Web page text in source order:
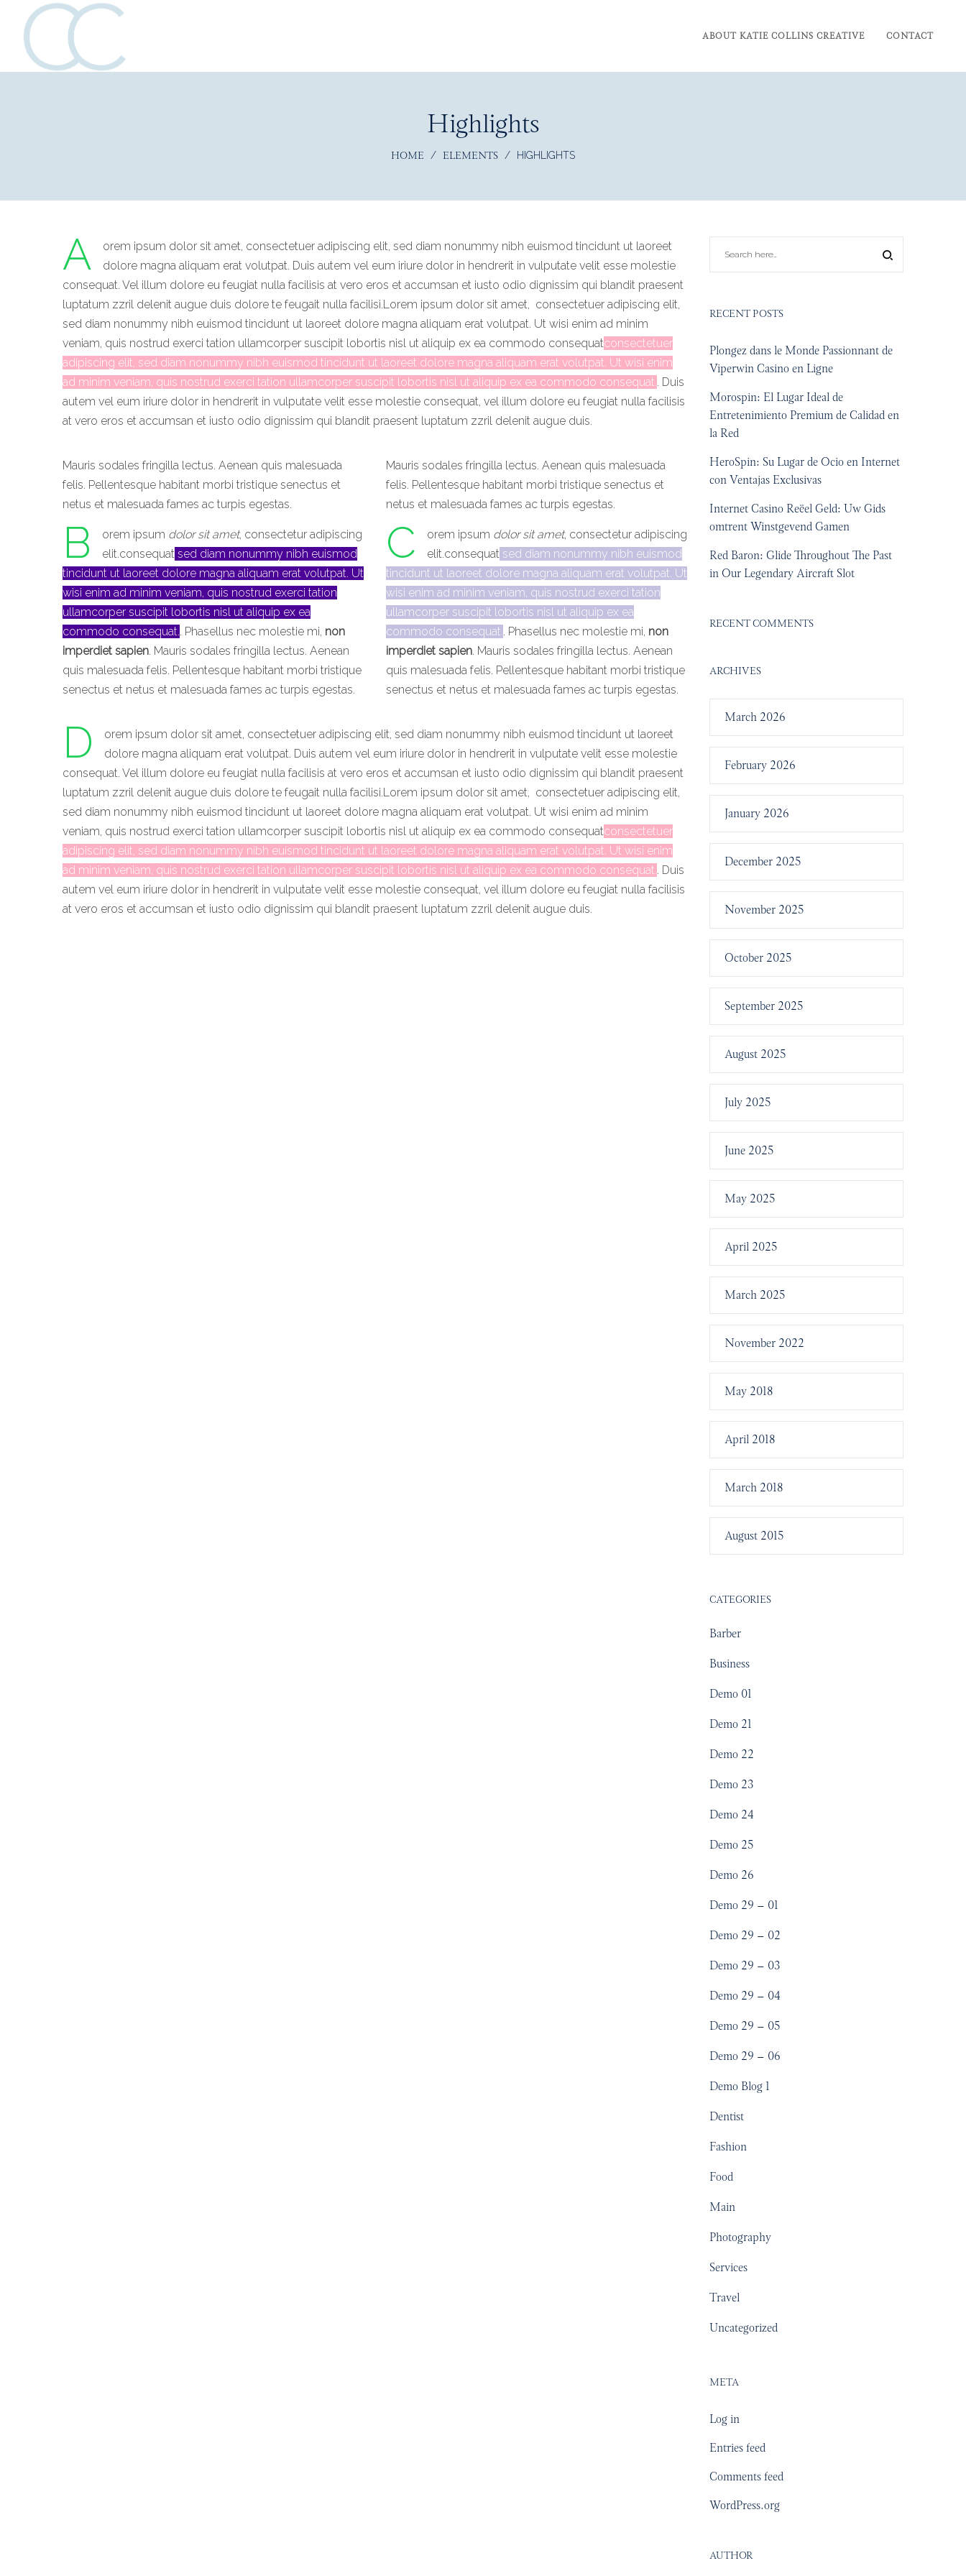
Katie
Katie ABOUT KATIE COLLINS CREATIVE CONTACT
Highlights
HOME / ELEMENTS / HIGHLIGHTS
A
orem ipsum dolor sit amet, consectetuer adipiscing elit, sed diam nonummy nibh euismod tincidunt ut laoreet
dolore magna aliquam erat volutpat. Duis autem vel eum iriure dolor in hendrerit in vulputate velit esse molestie
consequat. Vel illum dolore eu feugiat nulla facilisis at vero eros et accumsan et iusto odio dignissim qui blandit praesent
luptatum zzril delenit augue duis dolore te feugait nulla facilisi.Lorem ipsum dolor sit amet, consectetuer adipiscing elit,
sed diam nonummy nibh euismod tincidunt ut laoreet dolore magna aliquam erat volutpat. Ut wisi enim ad minim
veniam, quis nostrud exerci tation ullamcorper suscipit lobortis nisl ut aliquip ex ea commodo consequatconsectetuer
adipiscing elit, sed diam nonummy nibh euismod tincidunt ut laoreet dolore magna aliquam erat volutpat. Ut wisi enim
ad minim veniam, quis nostrud exerci tation ullamcorper suscipit lobortis nisl ut aliquip ex ea commodo consequat.. Duis
autem vel eum iriure dolor in hendrerit in vulputate velit esse molestie consequat, vel illum dolore eu feugiat nulla facilisis
at vero eros et accumsan et iusto odio dignissim qui blandit praesent luptatum zzril delenit augue duis.
Mauris sodales fringilla lectus. Aenean quis malesuada
felis. Pellentesque habitant morbi tristique senectus et
netus et malesuada fames ac turpis egestas.
B orem ipsum dolor sit amet, consectetur adipiscing
elit.consequat sed diam nonummy nibh euismod
tincidunt ut laoreet dolore magna aliquam erat volutpat. Ut
wisi enim ad minim veniam, quis nostrud exerci tation
ullamcorper suscipit lobortis nisl ut aliquip ex ea
commodo consequat.. Phasellus nec molestie mi, non
imperdiet sapien. Mauris sodales fringilla lectus. Aenean
quis malesuada felis. Pellentesque habitant morbi tristique
senectus et netus et malesuada fames ac turpis egestas.
Mauris sodales fringilla lectus. Aenean quis malesuada
felis. Pellentesque habitant morbi tristique senectus et
netus et malesuada fames ac turpis egestas.
C orem ipsum dolor sit amet, consectetur adipiscing
elit.consequat sed diam nonummy nibh euismod
tincidunt ut laoreet dolore magna aliquam erat volutpat. Ut
wisi enim ad minim veniam, quis nostrud exerci tation
ullamcorper suscipit lobortis nisl ut aliquip ex ea
commodo consequat.. Phasellus nec molestie mi, non
imperdiet sapien. Mauris sodales fringilla lectus. Aenean
quis malesuada felis. Pellentesque habitant morbi tristique
senectus et netus et malesuada fames ac turpis egestas.
D
orem ipsum dolor sit amet, consectetuer adipiscing elit, sed diam nonummy nibh euismod tincidunt ut laoreet
dolore magna aliquam erat volutpat. Duis autem vel eum iriure dolor in hendrerit in vulputate velit esse molestie
consequat. Vel illum dolore eu feugiat nulla facilisis at vero eros et accumsan et iusto odio dignissim qui blandit praesent
luptatum zzril delenit augue duis dolore te feugait nulla facilisi.Lorem ipsum dolor sit amet, consectetuer adipiscing elit,
sed diam nonummy nibh euismod tincidunt ut laoreet dolore magna aliquam erat volutpat. Ut wisi enim ad minim
veniam, quis nostrud exerci tation ullamcorper suscipit lobortis nisl ut aliquip ex ea commodo consequatconsectetuer
adipiscing elit, sed diam nonummy nibh euismod tincidunt ut laoreet dolore magna aliquam erat volutpat. Ut wisi enim
ad minim veniam, quis nostrud exerci tation ullamcorper suscipit lobortis nisl ut aliquip ex ea commodo consequat.. Duis
autem vel eum iriure dolor in hendrerit in vulputate velit esse molestie consequat, vel illum dolore eu feugiat nulla facilisis
at vero eros et accumsan et iusto odio dignissim qui blandit praesent luptatum zzril delenit augue duis.
RECENT POSTS
Plongez dans le Monde Passionnant de
Viperwin Casino en Ligne
Morospin: El Lugar Ideal de
Entretenimiento Premium de Calidad en
la Red
HeroSpin: Su Lugar de Ocio en Internet
con Ventajas Exclusivas
Internet Casino Reëel Geld: Uw Gids
omtrent Winstgevend Gamen
Red Baron: Glide Throughout The Past
in Our Legendary Aircraft Slot
RECENT COMMENTS
ARCHIVES
March 2026
February 2026
January 2026
December 2025
November 2025
October 2025
September 2025
August 2025
July 2025
June 2025
May 2025
April 2025
March 2025
November 2022
May 2018
April 2018
March 2018
August 2015
CATEGORIES
Barber
Business
Demo 01
Demo 21
Demo 22
Demo 23
Demo 24
Demo 25
Demo 26
Demo 29 – 01
Demo 29 – 02
Demo 29 – 03
Demo 29 – 04
Demo 29 – 05
Demo 29 – 06
Demo Blog 1
Dentist
Fashion
Food
Main
Photography
Services
Travel
Uncategorized
META
Log in
Entries feed
Comments feed
WordPress.org
AUTHOR